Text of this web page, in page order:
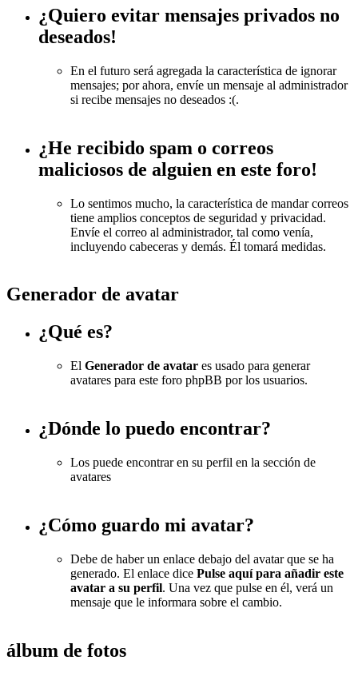
¿Quiero evitar mensajes privados no
deseados!
En el futuro será agregada la característica de ignorar
mensajes; por ahora, envíe un mensaje al administrador
si recibe mensajes no deseados :(.
¿He recibido spam o correos
maliciosos de alguien en este foro!
Lo sentimos mucho, la característica de mandar correos
tiene amplios conceptos de seguridad y privacidad.
Envíe el correo al administrador, tal como venía,
incluyendo cabeceras y demás. Él tomará medidas.
Generador de avatar
¿Qué es?
El Generador de avatar es usado para generar
avatares para este foro phpBB por los usuarios.
¿Dónde lo puedo encontrar?
Los puede encontrar en su perfil en la sección de
avatares
¿Cómo guardo mi avatar?
Debe de haber un enlace debajo del avatar que se ha
generado. El enlace dice Pulse aquí para añadir este
avatar a su perfil. Una vez que pulse en él, verá un
mensaje que le informara sobre el cambio.
álbum de fotos